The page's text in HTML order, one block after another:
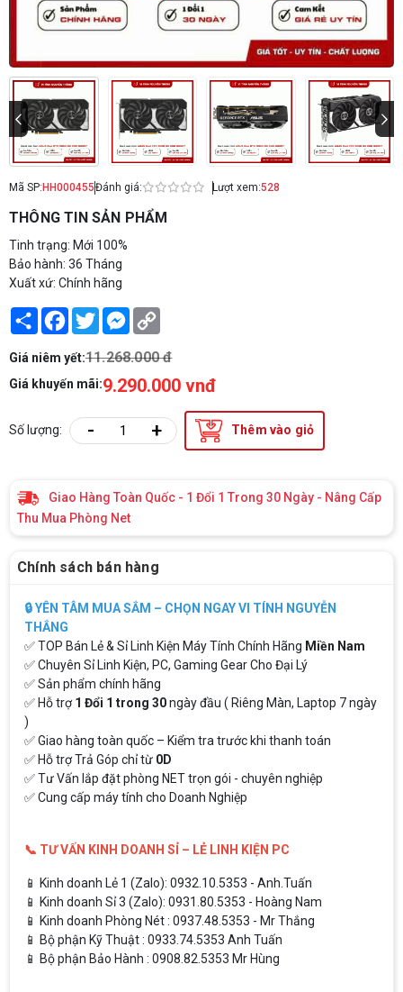
Mã SP: HH000455Đánh giá: Lượt xem:528
THÔNG TIN SẢN PHẨM
Tinh trạng: Mới 100%
Bảo hành: 36 Tháng
Xuất xứ: Chính hãng
Share Facebook
TwitterMessenger
Giá niêm yết:11.268.000 đ
Giá khuyến mãi:9.290.000 vnđ
Số lượng: - + Thêm vào giỏ
Giao Hàng Toàn Quốc - 1 Đổi 1 Trong 30 Ngày - Nâng Cấp
Thu Mua Phòng Net
Chính sách bán hàng
🔒 YÊN TÂM MUA SẮM – CHỌN NGAY VI TÍNH NGUYỄN
THẮNG
✅ TOP Bán Lẻ & Sỉ Linh Kiện Máy Tính Chính Hãng Miền Nam
✅ Chuyên Sỉ Linh Kiện, PC, Gaming Gear Cho Đại Lý
✅ Sản phẩm chính hãng
✅ Hỗ trợ1 Đổi 1 trong 30ngày đầu ( Riêng Màn, Laptop 7 ngày
)
✅ Giao hàng toàn quốc – Kiểm tra trước khi thanh toán
✅ Hỗ trợ Trả Góp chỉ từ 0D
✅ Tư Vấn lắp đặt phòng NET trọn gói - chuyên nghiệp
✅ Cung cấp máy tính cho Doanh Nghiệp
📞 TƯ VẤN KINH DOANH SỈ – LẺ LINH KIỆN PC
📱 Kinh doanh Lẻ 1 (Zalo): 0932.10.5353 - Anh.Tuấn
📱 Kinh doanh Sỉ 3 (Zalo): 0931.80.5353 - Hoàng Nam
📱 Kinh doanh Phòng Nét : 0937.48.5353 - Mr Thắng
📱 Bộ phận Kỹ Thuật : 0933.74.5353 Anh Tuấn
📱 Bộ phận Bảo Hành : 0908.82.5353 Mr Hùng